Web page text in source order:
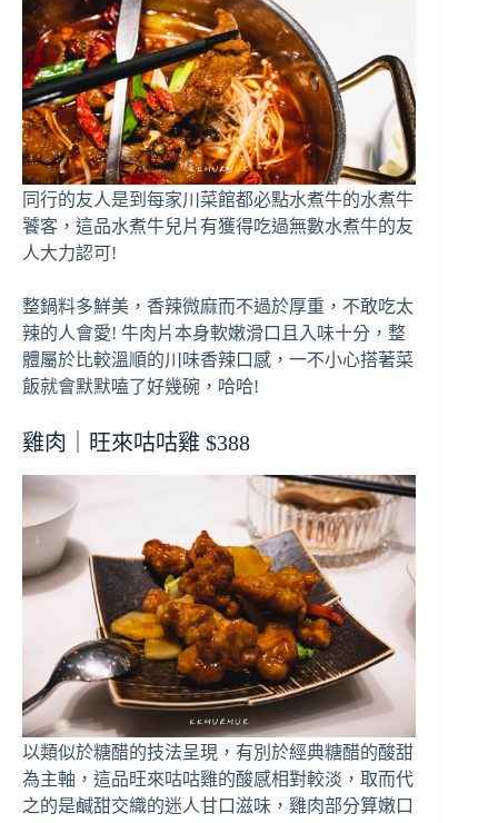
同行的友人是到每家川菜館都必點水煮牛的水煮牛
饕客，這品水煮牛兒片有獲得吃過無數水煮牛的友
人大力認可!
整鍋料多鮮美，香辣微麻而不過於厚重，不敢吃太
辣的人會愛! 牛肉片本身軟嫩滑口且入味十分，整
體屬於比較溫順的川味香辣口感，一不小心搭著菜
飯就會默默嗑了好幾碗，哈哈!
雞肉｜旺來咕咕雞 $388
以類似於糖醋的技法呈現，有別於經典糖醋的酸甜
為主軸，這品旺來咕咕雞的酸感相對較淡，取而代
之的是鹹甜交織的迷人甘口滋味，雞肉部分算嫩口